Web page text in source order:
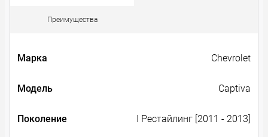
Преимущества
Марка Chevrolet
Модель Captiva
Поколение I Рестайлинг [2011 - 2013]